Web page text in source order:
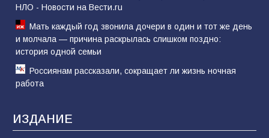
НЛО - Новости на Вести.ru
Мать каждый год звонила дочери в один и тот же день
и молчала — причина раскрылась слишком поздно:
история одной семьи
Россиянам рассказали, сокращает ли жизнь ночная
работа
ИЗДАНИЕ